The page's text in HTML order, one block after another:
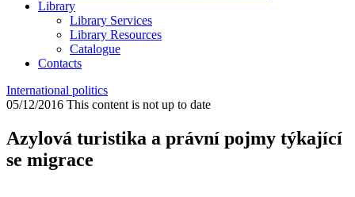
Library
Library Services
Library Resources
Catalogue
Contacts
International politics
05/12/2016 This content is not up to date
Azylová turistika a právní pojmy týkající
se migrace